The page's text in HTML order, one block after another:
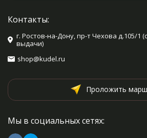
Контакты:
г. Ростов-на-Дону, пр-т Чехова д.105/1
выдачи)
shop@kudel.ru
Проложить
Мы в социальных сетях: